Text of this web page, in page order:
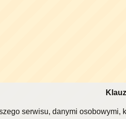
serwisu, danymi osobowymi,